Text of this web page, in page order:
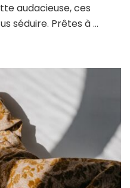
audacieuse, ces
séduire. Prêtes à …